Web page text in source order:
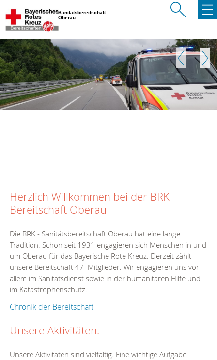
Sanitätsbereitschaft
Oberau
Zurück
Herzlich Willkommen bei der BRK-
Bereitschaft Oberau
Die BRK - Sanitätsbereitschaft Oberau hat eine lange
Tradition. Schon seit 1931 engagieren sich Menschen in und
um Oberau für das Bayerische Rote Kreuz. Derzeit zählt
unsere Bereitschaft 47 Mitglieder. Wir engagieren uns vor
allem im Sanitätsdienst sowie in der humanitären Hilfe und
im Katastrophenschutz.
Chronik der Bereitschaft
Unsere Aktivitäten:
Unsere Aktivitäten sind vielfältig. Eine wichtige Aufgabe